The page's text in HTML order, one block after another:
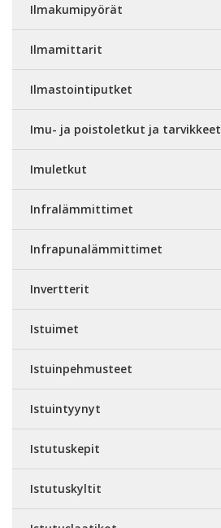
Ilmakumipyörät
Ilmamittarit
Ilmastointiputket
Imu- ja poistoletkut ja tarvikkeet
Imuletkut
Infralämmittimet
Infrapunalämmittimet
Invertterit
Istuimet
Istuinpehmusteet
Istuintyynyt
Istutuskepit
Istutuskyltit